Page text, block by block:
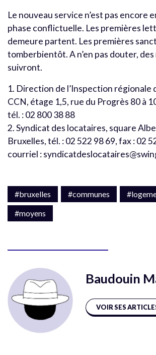
Le nouveau service n’est pas encore
phase conflictuelle. Les premières
demeure partent. Les premières
tomberbientôt. A n’en pas douter,
suivront.
1. Direction de l’Inspection régionale
CCN, étage 1,5, rue du Progrès 80 à
tél. : 02 800 38 88
2. Syndicat des locataires, square
Bruxelles, tél. : 02 522 98 69, fax : 02
courriel :
#bruxelles #communes
#moyens
Baudouin
VOIR SES